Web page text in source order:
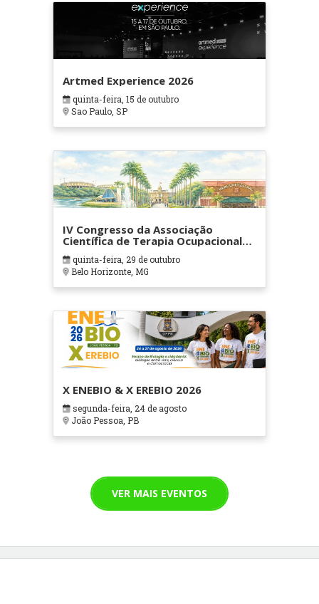
Artmed Experience 2026
quinta-feira, 15 de outubro
Sao Paulo, SP
IV Congresso da Associação
Científica de Terapia Ocupacional
em Contextos Hospitalares e
Cuidados Paliativos - ATOHOSP
quinta-feira, 29 de outubro
Belo Horizonte, MG
X ENEBIO & X EREBIO 2026
segunda-feira, 24 de agosto
João Pessoa, PB
VER MAIS EVENTOS